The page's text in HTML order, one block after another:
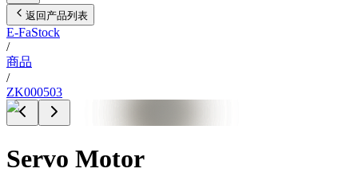
返回产品列表
E-FaStock
/
商品
/
ZK000503
Servo Motor